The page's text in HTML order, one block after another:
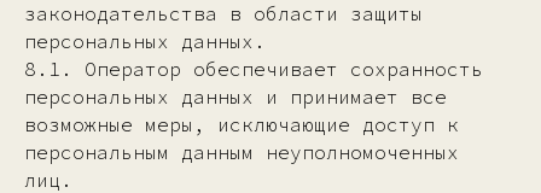
законодательства в области защиты
персональных данных.
8.1. Оператор обеспечивает сохранность
персональных данных и принимает все
возможные меры, исключающие доступ к
персональным данным неуполномоченных
лиц.